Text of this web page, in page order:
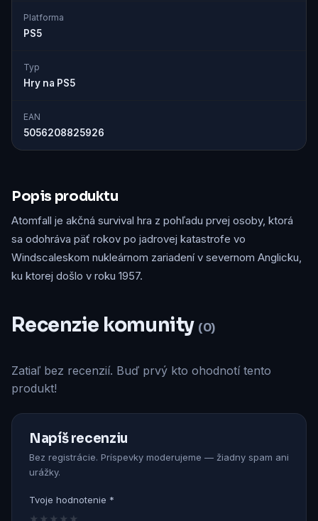
Platforma
PS5
Typ
Hry na PS5
EAN
5056208825926
Popis produktu
Atomfall je akčná survival hra z pohľadu prvej osoby, ktorá
sa odohráva päť rokov po jadrovej katastrofe vo
Windscaleskom nukleárnom zariadení v severnom Anglicku,
ku ktorej došlo v roku 1957.
Recenzie komunity (0)
Zatiaľ bez recenzií. Buď prvý kto ohodnotí tento
produkt!
Napíš recenziu
Bez registrácie. Príspevky moderujeme — žiadny spam ani
urážky.
Tvoje hodnotenie *